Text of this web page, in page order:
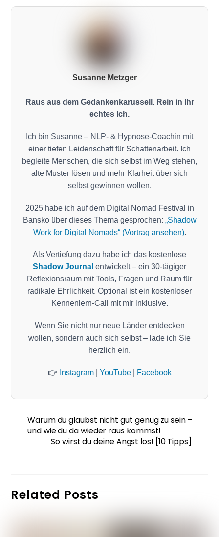
Susanne Metzger
Raus aus dem Gedankenkarussell. Rein in Ihr
echtes Ich.
Ich bin Susanne – NLP- & Hypnose-Coachin mit
einer tiefen Leidenschaft für Schattenarbeit. Ich
begleite Menschen, die sich selbst im Weg stehen,
alte Muster lösen und mehr Klarheit über sich
selbst gewinnen wollen.
2025 habe ich auf dem Digital Nomad Festival in
Bansko über dieses Thema gesprochen: „Shadow
Work for Digital Nomads“ (Vortrag ansehen).
Als Vertiefung dazu habe ich das kostenlose
Shadow Journal entwickelt – ein 30-tägiger
Reflexionsraum mit Tools, Fragen und Raum für
radikale Ehrlichkeit. Optional ist ein kostenloser
Kennenlern-Call mit mir inklusive.
Wenn Sie nicht nur neue Länder entdecken
wollen, sondern auch sich selbst – lade ich Sie
herzlich ein.
👉 Instagram| YouTube| Facebook
Warum du glaubst nicht gut genug zu sein –
und wie du da wieder raus kommst!
So wirst du deine Angst los! [10 Tipps]
Related Posts